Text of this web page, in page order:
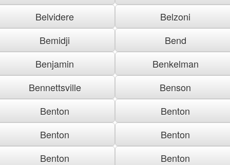
Belvidere
Belzoni
Bemidji
Bend
Benjamin
Benkelman
Bennettsville
Benson
Benton
Benton
Benton
Benton
Benton
Benton